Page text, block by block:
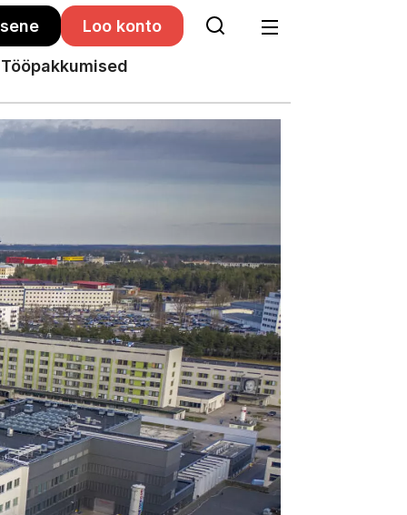
Loo konto
Tööpakkumised